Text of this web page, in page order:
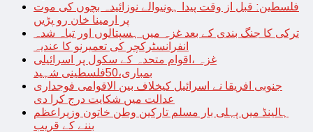
فلسطین: قبل از وقت پیدا ہونیوالے نوزائیدہ بچوں کی موت
پر ارمینا خان رو پڑیں
ترکی کا جنگ بندی کے بعد غزہ میں ہسپتالوں اور تباہ شدہ
انفرانسٹرکچر کی تعمیرنو کا عندیہ
غزہ ،اقوام متحدہ کے سکول پر اسرائیلی
بمباری،50فلسطینی شہید
جنوبی افریقا نے اسرائیل کیخلاف بین الاقوامی فوجداری
عدالت میں شکایت درج کرا دی
ہالینڈ میں پہلی بار مسلم تارکین وطن خاتون وزیراعظم
بننے کے قریب